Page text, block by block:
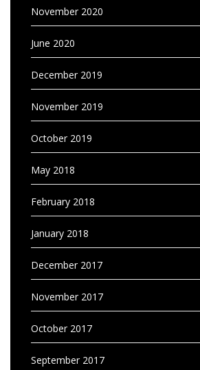
November 2020
June 2020
December 2019
November 2019
October 2019
May 2018
February 2018
January 2018
December 2017
November 2017
October 2017
September 2017